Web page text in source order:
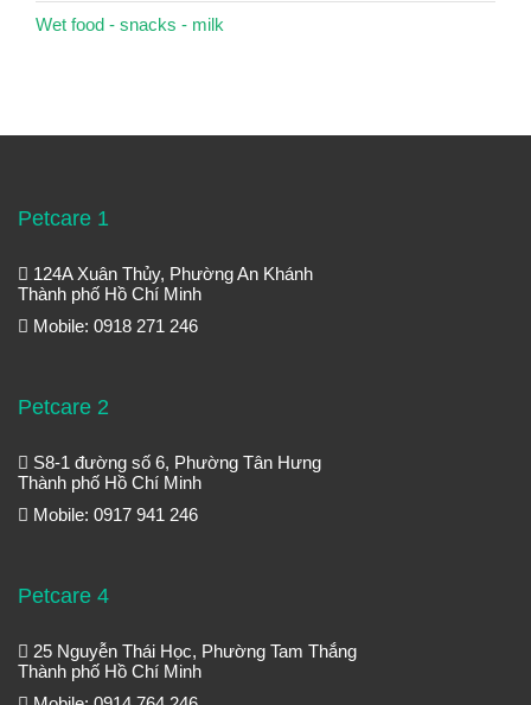
Wet food - snacks - milk
Petcare 1
124A Xuân Thủy, Phường An Khánh
Thành phố Hồ Chí Minh
Mobile: 0918 271 246
Petcare 2
S8-1 đường số 6, Phường Tân Hưng
Thành phố Hồ Chí Minh
Mobile: 0917 941 246
Petcare 4
25 Nguyễn Thái Học, Phường Tam Thắng
Thành phố Hồ Chí Minh